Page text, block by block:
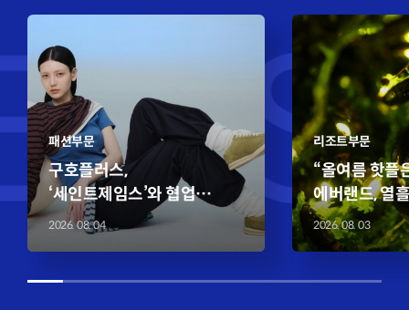
패션부문
구호플러스,
‘세인트제임스’와 협업
컬렉션 출시 ‘창의적 위트’와
‘프렌치 시크’의 두 번
2026. 08. 04
구호플러스, ‘세인트제임스’와
협업 컬렉션 출시 ‘창의적 위트’와
▧ 작년에 이은 두 번째 협업으로,
감각적인 컬러로 구성된 티셔츠 5종
출시
▧ 프렌치 시크 감성의 스트라이프
티셔츠에 위트 있는 레이어드 스타일링
등 오프라인 매장과 SSF샵에서 판매
자세히 보기
리조트부문
“올여름 핫플
에버랜드, 열
사로잡은 ‘한
반딧불이 축제
2026. 08. 03
“올여름 핫플
열흘
‘한여름
▧ 24일 개막
관람객들
▧ 수도권에서
반딧불이의 환상
나요’ 등 SNS·
자